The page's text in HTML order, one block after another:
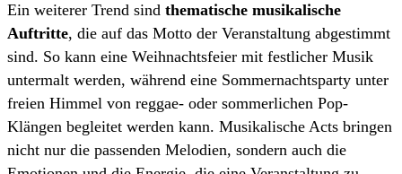
Ein weiterer Trend sind thematische musikalische
Auftritte, die auf das Motto der Veranstaltung abgestimmt
sind. So kann eine Weihnachtsfeier mit festlicher Musik
untermalt werden, während eine Sommernachtsparty unter
freien Himmel von reggae- oder sommerlichen Pop-
Klängen begleitet werden kann. Musikalische Acts bringen
nicht nur die passenden Melodien, sondern auch die